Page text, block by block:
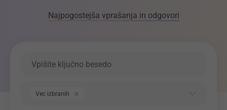
Najpogostejša vprašanja in odgovori
Vec izbranih